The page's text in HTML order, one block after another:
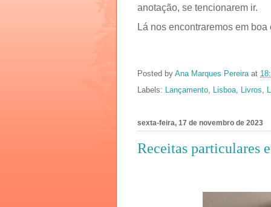
anotação, se tencionarem ir.
Lá nos encontraremos em boa
Posted by Ana Marques Pereira at
Labels: Lançamento Lisboa Livros
sexta-feira, 17 de novembro de 2023
Receitas particulares